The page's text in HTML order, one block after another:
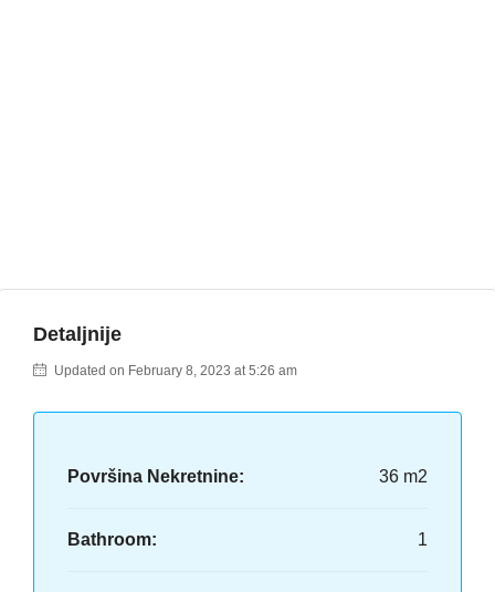
Detaljnije
Updated on February 8, 2023 at 5:26 am
Površina Nekretnine: 36 m2
Bathroom: 1